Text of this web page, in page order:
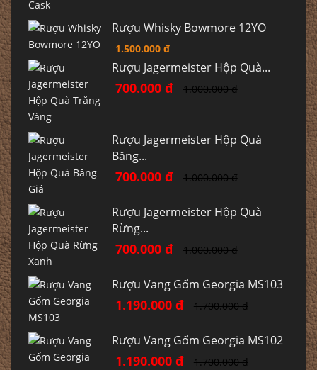
Rượu Whisky Bowmore 12YO
1.500.000 đ
Rượu Jagermeister Hộp Quà...
700.000 đ 1.000.000 đ
Rượu Jagermeister Hộp Quà
Băng...
700.000 đ 1.000.000 đ
Rượu Jagermeister Hộp Quà
Rừng...
700.000 đ 1.000.000 đ
Rượu Vang Gốm Georgia MS103
1.190.000 đ 1.700.000 đ
Rượu Vang Gốm Georgia MS102
1.190.000 đ 1.700.000 đ